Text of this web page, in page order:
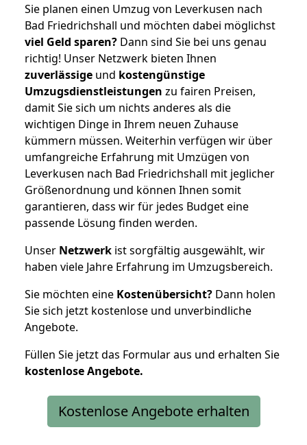
Sie planen einen Umzug von Leverkusen nach
Bad Friedrichshall und möchten dabei möglichst
viel Geld sparen? Dann sind Sie bei uns genau
richtig! Unser Netzwerk bieten Ihnen
zuverlässige und kostengünstige
Umzugsdienstleistungen zu fairen Preisen,
damit Sie sich um nichts anderes als die
wichtigen Dinge in Ihrem neuen Zuhause
kümmern müssen. Weiterhin verfügen wir über
umfangreiche Erfahrung mit Umzügen von
Leverkusen nach Bad Friedrichshall mit jeglicher
Größenordnung und können Ihnen somit
garantieren, dass wir für jedes Budget eine
passende Lösung finden werden.
Unser Netzwerk ist sorgfältig ausgewählt, wir
haben viele Jahre Erfahrung im Umzugsbereich.
Sie möchten eine Kostenübersicht? Dann holen
Sie sich jetzt kostenlose und unverbindliche
Angebote.
Füllen Sie jetzt das Formular aus und erhalten Sie
kostenloseAngebote.
Kostenlose Angebote erhalten